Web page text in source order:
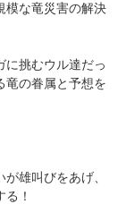
模な竜災害の解決
に挑むウル達だっ
竜の眷属と予想を
雄叫びをあげ、
！